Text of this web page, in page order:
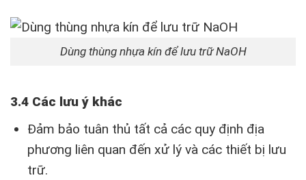
Dùng thùng nhựa kín để lưu trữ NaOH
3.4 Các lưu ý khác
Đảm bảo tuân thủ tất cả các quy định địa
phương liên quan đến xử lý và các thiết bị lưu
trữ.